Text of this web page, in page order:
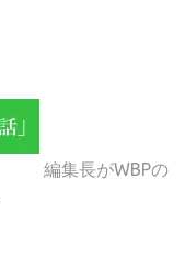
編集長がWBPの